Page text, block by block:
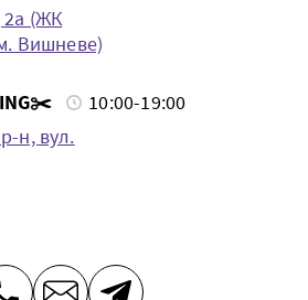
2а (ЖК
Вишневе)
10:00-19:00
н, вул.